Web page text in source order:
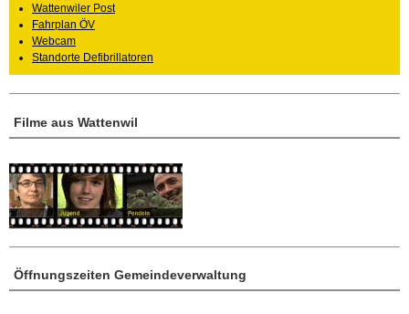
Öffnungszeiten Gemeindeverwaltung
Filme aus Wattenwil
Wattenwiler Post
Fahrplan ÖV
Webcam
Standorte Defibrillatoren